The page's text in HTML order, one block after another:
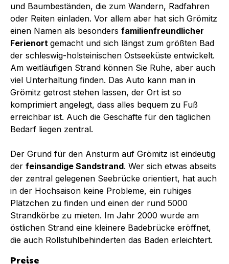
und Baumbeständen, die zum Wandern, Radfahren
oder Reiten einladen. Vor allem aber hat sich Grömitz
einen Namen als besonders familienfreundlicher
Ferienort gemacht und sich längst zum größten Bad
der schleswig-holsteinischen Ostseeküste entwickelt.
Am weitläufigen Strand können Sie Ruhe, aber auch
viel Unterhaltung finden. Das Auto kann man in
Grömitz getrost stehen lassen, der Ort ist so
komprimiert angelegt, dass alles bequem zu Fuß
erreichbar ist. Auch die Geschäfte für den täglichen
Bedarf liegen zentral.
Der Grund für den Ansturm auf Grömitz ist eindeutig
der feinsandige Sandstrand. Wer sich etwas abseits
der zentral gelegenen Seebrücke orientiert, hat auch
in der Hochsaison keine Probleme, ein ruhiges
Plätzchen zu finden und einen der rund 5000
Strandkörbe zu mieten. Im Jahr 2000 wurde am
östlichen Strand eine kleinere Badebrücke eröffnet,
die auch Rollstuhlbehinderten das Baden erleichtert.
Preise